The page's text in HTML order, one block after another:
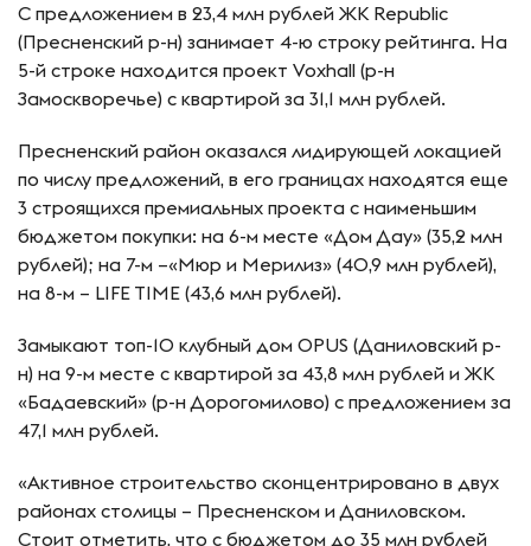
С предложением в 23,4 млн рублей ЖК Republic
(Пресненский р-н) занимает 4-ю строку рейтинга. На
5-й строке находится проект Voxhall (р-н
Замоскворечье) с квартирой за 31,1 млн рублей.
Пресненский район оказался лидирующей локацией
по числу предложений, в его границах находятся еще
3 строящихся премиальных проекта с наименьшим
бюджетом покупки: на 6-м месте «Дом Дау» (35,2 млн
рублей); на 7-м –«Мюр и Мерилиз» (40,9 млн рублей),
на 8-м – LIFE TIME (43,6 млн рублей).
Замыкают топ-10 клубный дом OPUS (Даниловский р-
н) на 9-м месте с квартирой за 43,8 млн рублей и ЖК
«Бадаевский» (р-н Дорогомилово) с предложением за
47,1 млн рублей.
«Активное строительство сконцентрировано в двух
районах столицы – Пресненском и Даниловском.
Стоит отметить, что с бюджетом до 35 млн рублей